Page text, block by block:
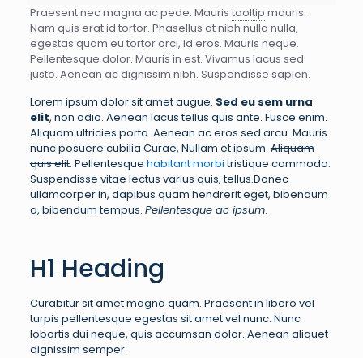
Praesent nec magna ac pede. Mauris tooltip mauris.
Nam quis erat id tortor. Phasellus at nibh nulla nulla,
egestas quam eu tortor orci, id eros. Mauris neque.
Pellentesque dolor. Mauris in est. Vivamus lacus sed
justo. Aenean ac dignissim nibh. Suspendisse sapien.
Lorem ipsum dolor sit amet augue. Sed eu sem urna
elit, non odio. Aenean lacus tellus quis ante. Fusce enim.
Aliquam ultricies porta. Aenean ac eros sed arcu. Mauris
nunc posuere cubilia Curae, Nullam et ipsum.Aliquam
quis elit. Pellentesque habitant morbitristique commodo.
Suspendisse vitae lectus varius quis, tellus.Donec
ullamcorper in, dapibus quam hendrerit eget, bibendum
a, bibendum tempus. Pellentesque ac ipsum.
H1 Heading
Curabitur sit amet magna quam. Praesent in libero vel
turpis pellentesque egestas sit amet vel nunc. Nunc
lobortis dui neque, quis accumsan dolor. Aenean aliquet
dignissim semper.